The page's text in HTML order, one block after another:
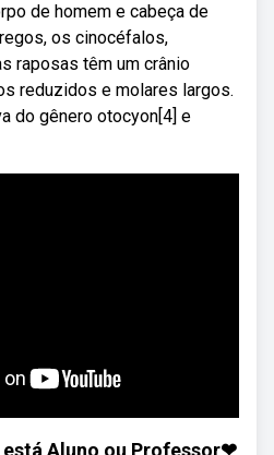
de homem e cabeça de
os cinocéfalos,
raposas têm um crânio
reduzidos e molares largos.
do gênero otocyon[4] e
Aluno ou Professor❤